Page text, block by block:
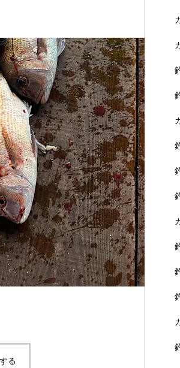
れた浦ノ内湾 大自然の中釣り
ます。
を狙おう！
る